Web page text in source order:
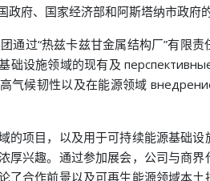
政府、国家经济部和阿斯塔纳市政府
通过“热兹卡兹甘金属结构厂”有限
础设施领域的现有及
气候韧性以及在能源领域
的项目，以及用于可持续能源基础
厚兴趣。通过参加展会，公司与商
了合作前景以及可再生能源领域本土